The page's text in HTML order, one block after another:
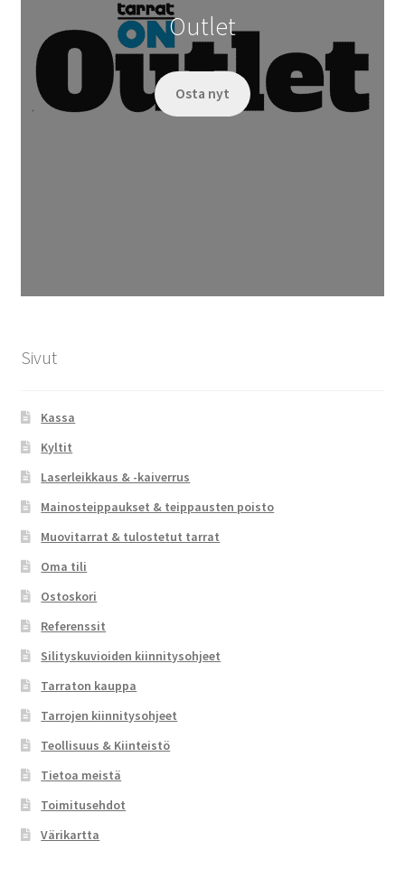
Outlet
Osta nyt
Sivut
Kassa
Kyltit
Laserleikkaus & -kaiverrus
Mainosteippaukset & teippausten poisto
Muovitarrat & tulostetut tarrat
Oma tili
Ostoskori
Referenssit
Silityskuvioiden kiinnitysohjeet
Tarraton kauppa
Tarrojen kiinnitysohjeet
Teollisuus & Kiinteistö
Tietoa meistä
Toimitusehdot
Värikartta